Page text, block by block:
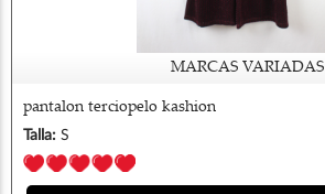
MARCAS VARIADAS
pantalon terciopelo kashion
Talla: S